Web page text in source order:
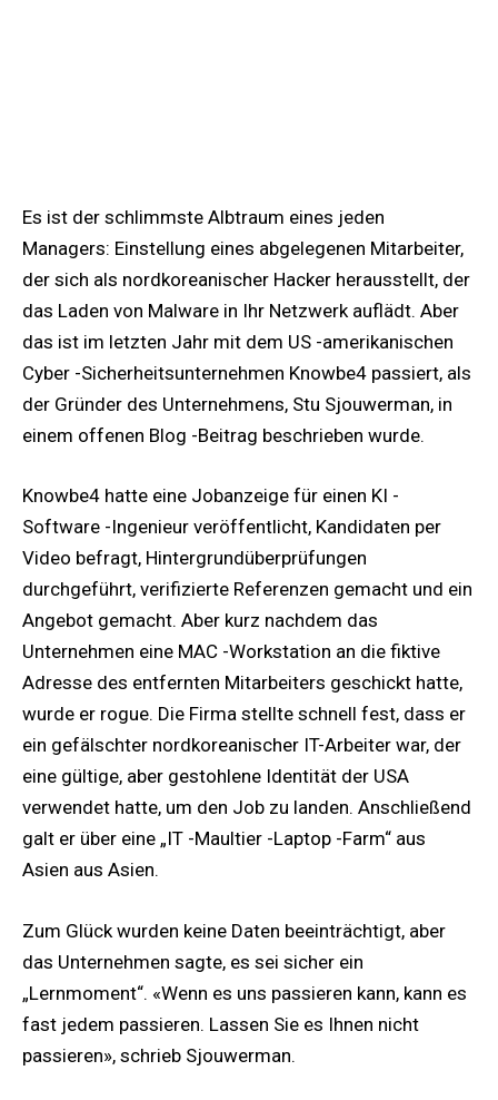
Es ist der schlimmste Albtraum eines jeden
Managers: Einstellung eines abgelegenen Mitarbeiter,
der sich als nordkoreanischer Hacker herausstellt, der
das Laden von Malware in Ihr Netzwerk auflädt. Aber
das ist im letzten Jahr mit dem US -amerikanischen
Cyber ​​-Sicherheitsunternehmen Knowbe4 passiert, als
der Gründer des Unternehmens, Stu Sjouwerman, in
einem offenen Blog -Beitrag beschrieben wurde.
Knowbe4 hatte eine Jobanzeige für einen KI -
Software -Ingenieur veröffentlicht, Kandidaten per
Video befragt, Hintergrundüberprüfungen
durchgeführt, verifizierte Referenzen gemacht und ein
Angebot gemacht. Aber kurz nachdem das
Unternehmen eine MAC -Workstation an die fiktive
Adresse des entfernten Mitarbeiters geschickt hatte,
wurde er rogue. Die Firma stellte schnell fest, dass er
ein gefälschter nordkoreanischer IT-Arbeiter war, der
eine gültige, aber gestohlene Identität der USA
verwendet hatte, um den Job zu landen. Anschließend
galt er über eine „IT -Maultier -Laptop -Farm“ aus
Asien aus Asien.
Zum Glück wurden keine Daten beeinträchtigt, aber
das Unternehmen sagte, es sei sicher ein
„Lernmoment“. «Wenn es uns passieren kann, kann es
fast jedem passieren. Lassen Sie es Ihnen nicht
passieren», schrieb Sjouwerman.